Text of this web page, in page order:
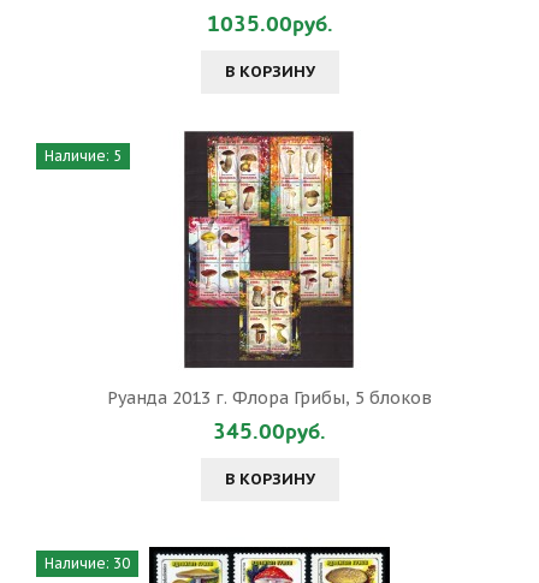
1035.00руб.
В КОРЗИНУ
Наличие: 5
Руанда 2013 г. Флора Грибы, 5 блоков
345.00руб.
В КОРЗИНУ
Наличие: 30